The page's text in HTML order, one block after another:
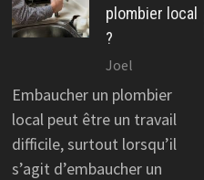
plombier local
?
Joel
Embaucher un plombier
local peut être un travail
difficile, surtout lorsqu’il
s’agit d’embaucher un